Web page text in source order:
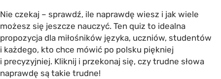
Nie czekaj – sprawdź, ile naprawdę wiesz i jak wiele
możesz się jeszcze nauczyć. Ten quiz to idealna
propozycja dla miłośników języka, uczniów, studentów
i każdego, kto chce mówić po polsku piękniej
i precyzyjniej. Kliknij i przekonaj się, czy trudne słowa
naprawdę są takie trudne!